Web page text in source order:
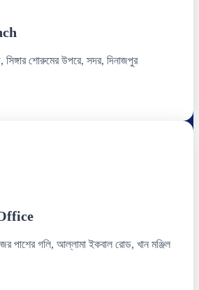
সিঙ্গার শোরুমের উপরে, সদর, দিনাজপুর
পাশের গলি, আল্লামা ইকবাল রোড, খান মঞ্জিল